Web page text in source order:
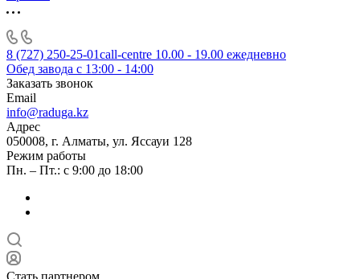
8 (727) 250-25-01call-centre 10.00 - 19.00 ежедневно
Обед завода с 13:00 - 14:00
Заказать звонок
Email
info@raduga.kz
Адрес
050008, г. Алматы, ул. Яссауи 128
Режим работы
Пн. – Пт.: с 9:00 до 18:00